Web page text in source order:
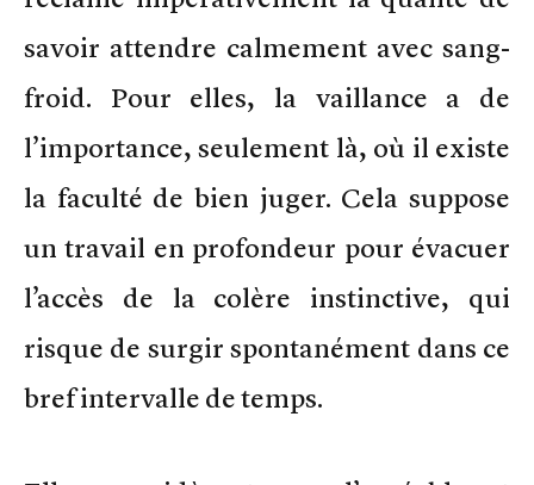
savoir attendre calmement avec sang-
froid. Pour elles, la vaillance a de
l’importance, seulement là, où il existe
la faculté de bien juger. Cela suppose
un travail en profondeur pour évacuer
l’accès de la colère instinctive, qui
risque de surgir spontanément dans ce
bref intervalle de temps.